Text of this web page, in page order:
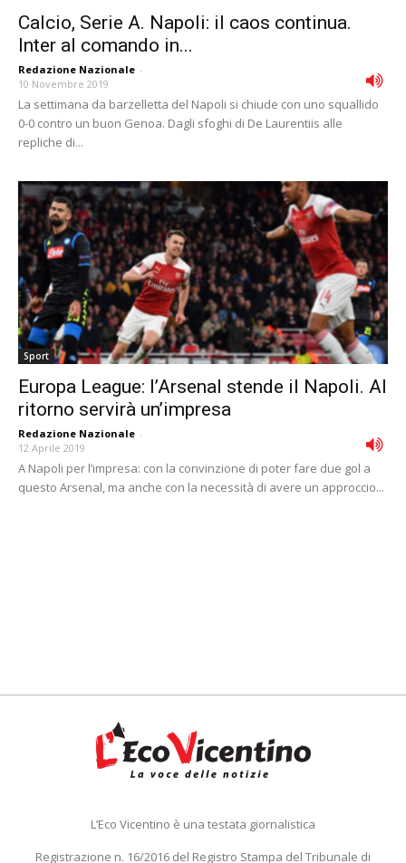
Calcio, Serie A. Napoli: il caos continua.
Inter al comando in...
Redazione Nazionale -
10 Novembre 2019
La settimana da barzelletta del Napoli si chiude con uno squallido
0-0 contro un buon Genoa. Dagli sfoghi di De Laurentiis alle
repliche di...
Sport
Europa League: l’Arsenal stende il Napoli. Al
ritorno servirà un’impresa
Redazione Nazionale -
12 Aprile 2019
A Napoli per l’impresa: con la convinzione di poter fare due gol a
questo Arsenal, ma anche con la necessità di avere un approccio...
L’Eco Vicentino è una testata giornalistica
Registrazione n. 16/2016 del Registro Stampa del Tribunale di